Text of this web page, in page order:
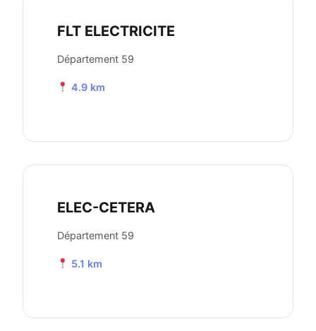
FLT ELECTRICITE
Département 59
4.9 km
ELEC-CETERA
Département 59
5.1 km